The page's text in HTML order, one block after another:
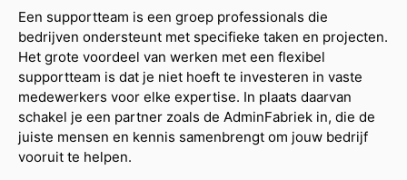
Een supportteam is een groep professionals die
bedrijven ondersteunt met specifieke taken en projecten.
Het grote voordeel van werken met een flexibel
supportteam is dat je niet hoeft te investeren in vaste
medewerkers voor elke expertise. In plaats daarvan
schakel je een partner zoals de AdminFabriek in, die de
juiste mensen en kennis samenbrengt om jouw bedrijf
vooruit te helpen.